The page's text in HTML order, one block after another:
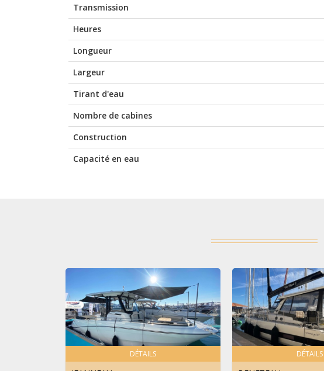
Transmission
Heures
Longueur
Largeur
Tirant d'eau
Nombre de cabines
Construction
Capacité en eau
DÉTAILS DÉTAILS